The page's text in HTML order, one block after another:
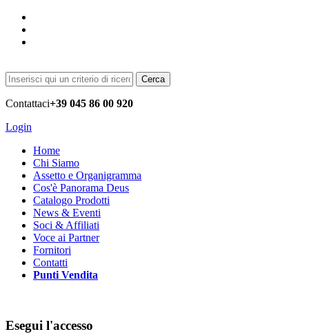
Cerca
Contattaci+39 045 86 00 920
Login
Home
Chi Siamo
Assetto e Organigramma
Cos'è Panorama Deus
Catalogo Prodotti
News & Eventi
Soci & Affiliati
Voce ai Partner
Fornitori
Contatti
Punti Vendita
Esegui l'accesso